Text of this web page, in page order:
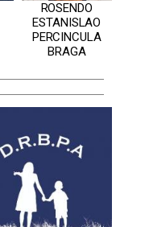
ROSENDO
ESTANISLAO
PERCINCULA
BRAGA